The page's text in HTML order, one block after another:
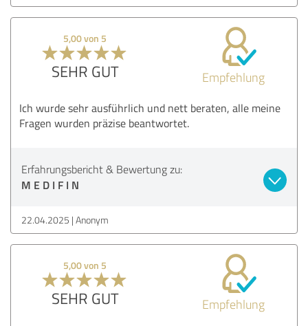
5,00 von 5
SEHR GUT Empfehlung
Ich wurde sehr ausführlich und nett beraten, alle meine
Fragen wurden präzise beantwortet.
Erfahrungsbericht & Bewertung zu:
M E D I F I N
22.04.2025 Anonym
5,00 von 5
SEHR GUT Empfehlung